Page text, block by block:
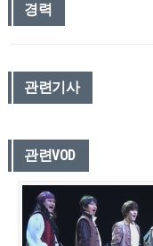
경력
관련기사
관련VOD